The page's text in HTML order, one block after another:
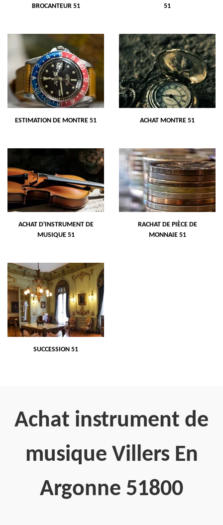
BROCANTEUR 51
51
ESTIMATION DE MONTRE 51 ACHAT MONTRE 51
ACHAT D'INSTRUMENT DE
MUSIQUE 51
RACHAT DE PIÈCE DE
MONNAIE 51
SUCCESSION 51
Achat instrument de
musique Villers En
Argonne 51800